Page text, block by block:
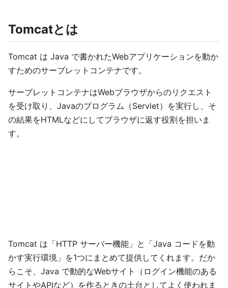
Tomcatとは
Tomcat は Java で書かれたWebアプリケーションを動か
すためのサーブレットコンテナです。
サーブレットコンテナはWebブラウザからのリクエスト
を受け取り、Javaのプログラム（Servlet）を実行し、そ
の結果をHTMLなどにしてブラウザに返す役割を担いま
す。
Tomcat は「HTTP サーバー機能」と「Java コードを動
かす実行環境」を1つにまとめて提供してくれます。だか
らこそ、Java で動的なWebサイト（ログイン機能のある
サイトやAPIなど）を作るときの土台としてよく使われま